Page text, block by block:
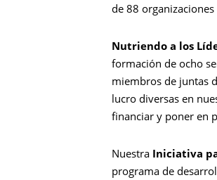
de 88
Nutriendo a los
formación de ocho
miembros de juntas
lucro diversas en
financiar y poner en
Nuestra Iniciativa
programa de